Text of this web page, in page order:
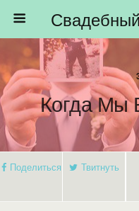
Когда Мы
Поделиться Твитнуть